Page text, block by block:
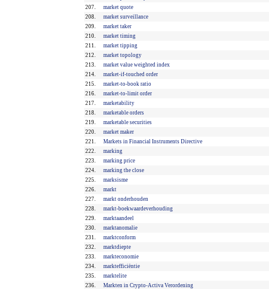
207.
market quote
208.
market surveillance
209.
market taker
210.
market timing
211.
market tipping
212.
market topology
213.
market value weighted index
214.
market-if-touched order
215.
market-to-book ratio
216.
market-to-limit order
217.
marketability
218.
marketable orders
219.
marketable securities
220.
market maker
221.
Markets in Financial Instruments Directive
222.
marking
223.
marking price
224.
marking the close
225.
marksisme
226.
markt
227.
markt onderhouden
228.
markt-boekwaardeverhouding
229.
marktaandeel
230.
marktanomalie
231.
marktconform
232.
marktdiepte
233.
markteconomie
234.
marktefficiëntie
235.
marktelite
236.
Markten in Crypto-Activa Verordening